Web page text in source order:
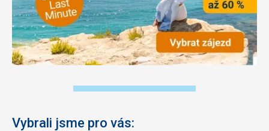
Vybrali jsme pro vás: